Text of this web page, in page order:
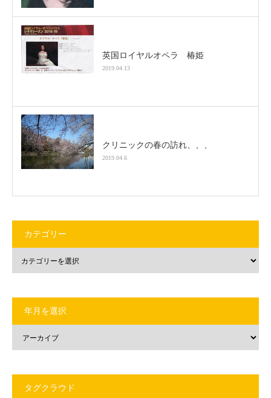
英国ロイヤルオペラ 椿姫
2019.04.13
クリニックの春の訪れ、、、
2019.04.6
カテゴリー
年月を選択
タグクラウド